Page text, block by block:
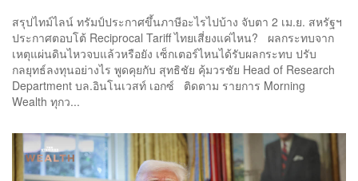
สรุปไทม์ไลน์ ทรัมป์ประกาศขึ้นภาษีอะไรไปบ้าง จับตา 2 เม.ย. สหรัฐฯ
ประกาศตอบโต้ Reciprocal Tariff ไทยเสี่ยงแค่ไหน? ผลกระทบจาก
เหตุแผ่นดินไหวจบแล้วหรือยัง เซ็กเตอร์ไหนได้รับผลกระทบ ปรับ
กลยุทธ์ลงทุนอย่างไร พูดคุยกับ สุทธิชัย คุ้มวรชัย Head of Research
Department บล.อินโนเวสท์ เอกซ์ ติดตาม รายการ Morning
Wealth ทุกว...